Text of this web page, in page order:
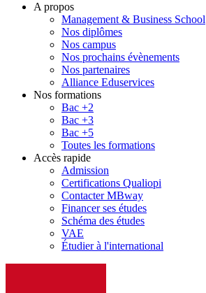
A propos
Management & Business School
Nos diplômes
Nos campus
Nos prochains évènements
Nos partenaires
Alliance Eduservices
Nos formations
Bac +2
Bac +3
Bac +5
Toutes les formations
Accès rapide
Admission
Certifications Qualiopi
Contacter MBway
Financer ses études
Schéma des études
VAE
Étudier à l'international